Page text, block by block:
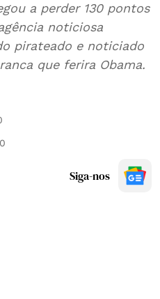
a perder 130 pontos
noticiosa
pirateado e noticiado
que ferira Obama.
Siga-nos